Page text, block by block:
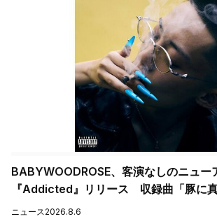
BABYWOODROSE、客演なしのニュー
『Addicted』リリース 収録曲「豚に
ニュース2026.8.6